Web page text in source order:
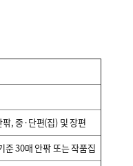
, 중·단편(집) 및 장편
준 30매 안팎 또는 작품집